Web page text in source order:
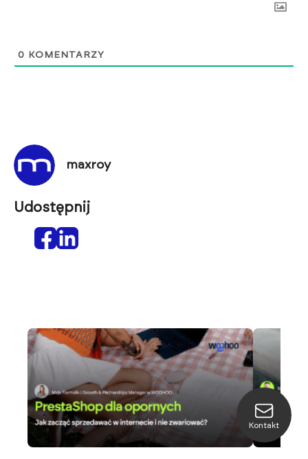
0 KOMENTARZY
maxroy
Udostępnij
Kontakt